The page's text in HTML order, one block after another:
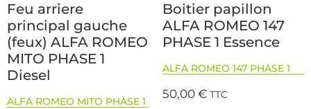
Feu arriere
principal gauche
(feux) ALFA ROMEO
MITO PHASE 1
Diesel
ALFA ROMEO MITO PHASE 1
Boitier papillon
ALFA ROMEO 147
PHASE 1 Essence
ALFA ROMEO 147 PHASE 1
50,00€ TTC